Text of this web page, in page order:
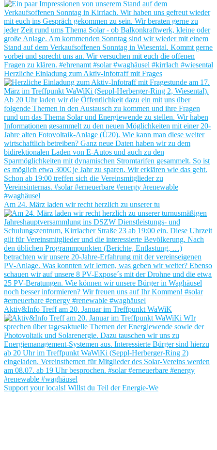
Herzliche Einladung zum Aktiv-Infotraff mit Frages
Am 24. März laden wir recht herzlich zu unserer tu
Aktiv&Info Treff am 20. Januar im Treffpunkt WaWiK
Support your locals! Willst du Teil der Energie-We